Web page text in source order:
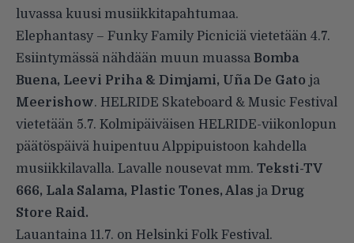
luvassa kuusi musiikkitapahtumaa.
Elephantasy – Funky Family Picniciä vietetään 4.7.
Esiintymässä nähdään muun muassa Bomba
Buena, Leevi Priha & Dimjami, Uña De Gato ja
Meerishow. HELRIDE Skateboard & Music Festival
vietetään 5.7. Kolmipäiväisen HELRIDE-viikonlopun
päätöspäivä huipentuu Alppipuistoon kahdella
musiikkilavalla. Lavalle nousevat mm. Teksti-TV
666, Lala Salama, Plastic Tones, Alas ja Drug
Store Raid.
Lauantaina 11.7. on Helsinki Folk Festival.